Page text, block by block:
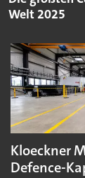
Welt 2025
Kloeckner
Defence-